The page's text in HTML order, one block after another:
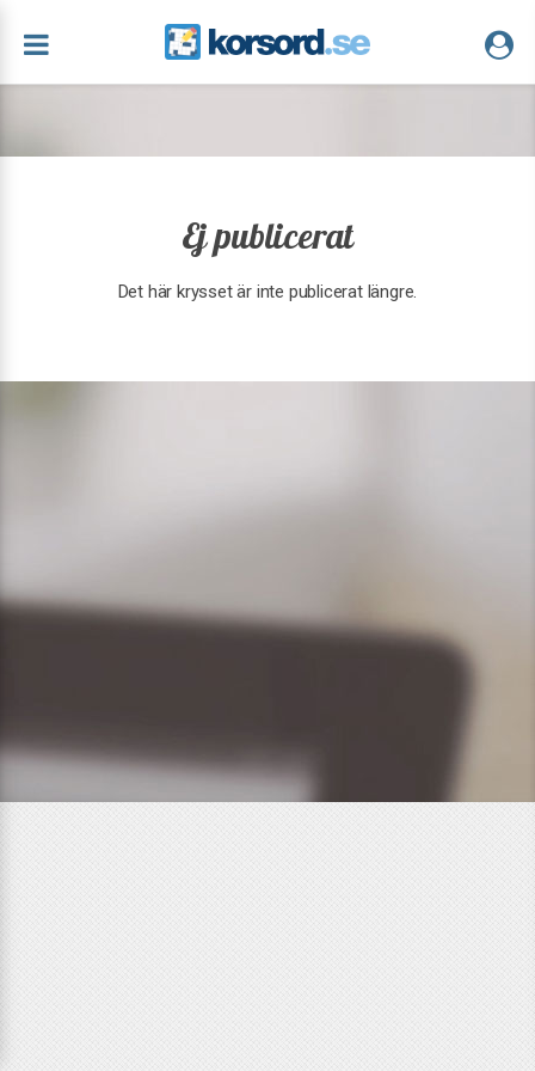
Ej publicerat
Det här krysset är inte publicerat längre.